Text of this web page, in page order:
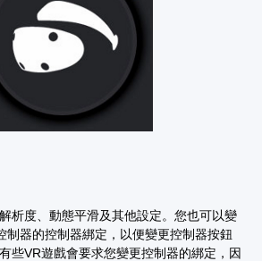
析度、動態平滑及其他設定。您也可以變
制器的控制器綁定，以便變更控制器按鈕
些VR遊戲會要求您變更控制器的綁定，因